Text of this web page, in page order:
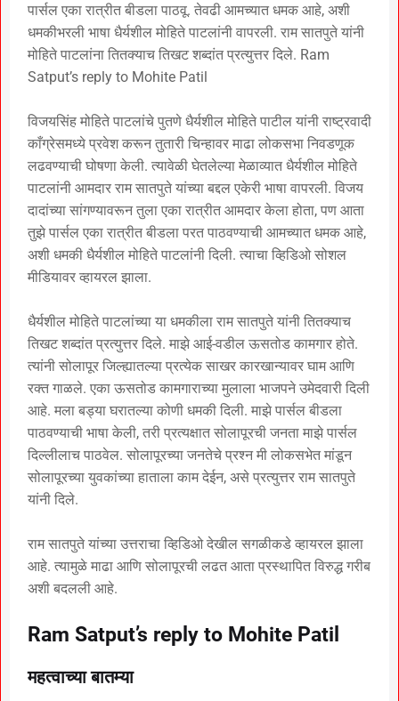
पार्सल एका रात्रीत बीडला पाठवू. तेवढी आमच्यात धमक आहे, अशी
धमकीभरली भाषा धैर्यशील मोहिते पाटलांनी वापरली. राम सातपुते यांनी
मोहिते पाटलांना तितक्याच तिखट शब्दांत प्रत्युत्तर दिले. Ram
Satput’s reply to Mohite Patil
विजयसिंह मोहिते पाटलांचे पुतणे धैर्यशील मोहिते पाटील यांनी राष्ट्रवादी
काँग्रेसमध्ये प्रवेश करून तुतारी चिन्हावर माढा लोकसभा निवडणूक
लढवण्याची घोषणा केली. त्यावेळी घेतलेल्या मेळाव्यात धैर्यशील मोहिते
पाटलांनी आमदार राम सातपुते यांच्या बद्दल एकेरी भाषा वापरली. विजय
दादांच्या सांगण्यावरून तुला एका रात्रीत आमदार केला होता, पण आता
तुझे पार्सल एका रात्रीत बीडला परत पाठवण्याची आमच्यात धमक आहे,
अशी धमकी धैर्यशील मोहिते पाटलांनी दिली. त्याचा व्हिडिओ सोशल
मीडियावर व्हायरल झाला.
धैर्यशील मोहिते पाटलांच्या या धमकीला राम सातपुते यांनी तितक्याच
तिखट शब्दांत प्रत्युत्तर दिले. माझे आई-वडील ऊसतोड कामगार होते.
त्यांनी सोलापूर जिल्ह्यातल्या प्रत्येक साखर कारखान्यावर घाम आणि
रक्त गाळले. एका ऊसतोड कामगाराच्या मुलाला भाजपने उमेदवारी दिली
आहे. मला बड्या घरातल्या कोणी धमकी दिली. माझे पार्सल बीडला
पाठवण्याची भाषा केली, तरी प्रत्यक्षात सोलापूरची जनता माझे पार्सल
दिल्लीलाच पाठवेल. सोलापूरच्या जनतेचे प्रश्न मी लोकसभेत मांडून
सोलापूरच्या युवकांच्या हाताला काम देईन, असे प्रत्युत्तर राम सातपुते
यांनी दिले.
राम सातपुते यांच्या उत्तराचा व्हिडिओ देखील सगळीकडे व्हायरल झाला
आहे. त्यामुळे माढा आणि सोलापूरची लढत आता प्रस्थापित विरुद्ध गरीब
अशी बदलली आहे.
Ram Satput’s reply to Mohite Patil
महत्वाच्या बातम्या